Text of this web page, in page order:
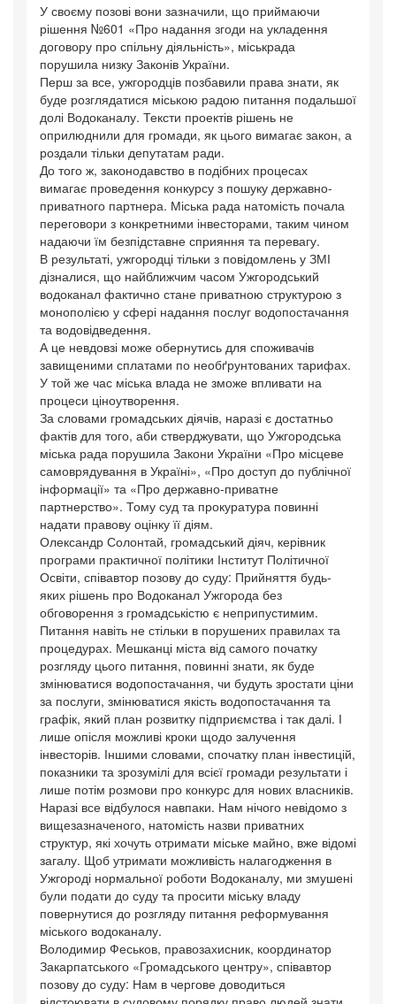
У своєму позові вони зазначили, що приймаючи
рішення №601 «Про надання згоди на укладення
договору про спільну діяльність», міськрада
порушила низку Законів України.
Перш за все, ужгородців позбавили права знати, як
буде розглядатися міською радою питання подальшої
долі Водоканалу. Тексти проектів рішень не
оприлюднили для громади, як цього вимагає закон, а
роздали тільки депутатам ради.
До того ж, законодавство в подібних процесах
вимагає проведення конкурсу з пошуку державно-
приватного партнера. Міська рада натомість почала
переговори з конкретними інвесторами, таким чином
надаючи їм безпідставне сприяння та перевагу.
В результаті, ужгородці тільки з повідомлень у ЗМІ
дізналися, що найближчим часом Ужгородський
водоканал фактично стане приватною структурою з
монополією у сфері надання послуг водопостачання
та водовідведення.
А це невдовзі може обернутись для споживачів
завищеними сплатами по необґрунтованих тарифах.
У той же час міська влада не зможе впливати на
процеси ціноутворення.
За словами громадських діячів, наразі є достатньо
фактів для того, аби стверджувати, що Ужгородська
міська рада порушила Закони України «Про місцеве
самоврядування в Україні», «Про доступ до публічної
інформації» та «Про державно-приватне
партнерство». Тому суд та прокуратура повинні
надати правову оцінку її діям.
Олександр Солонтай, громадський діяч, керівник
програми практичної політики Інститут Політичної
Освіти, співавтор позову до суду: Прийняття будь-
яких рішень про Водоканал Ужгорода без
обговорення з громадськістю є неприпустимим.
Питання навіть не стільки в порушених правилах та
процедурах. Мешканці міста від самого початку
розгляду цього питання, повинні знати, як буде
змінюватися водопостачання, чи будуть зростати ціни
за послуги, змінюватися якість водопостачання та
графік, який план розвитку підприємства і так далі. І
лише опісля можливі кроки щодо залучення
інвесторів. Іншими словами, спочатку план інвестицій,
показники та зрозумілі для всієї громади результати і
лише потім розмови про конкурс для нових власників.
Наразі все відбулося навпаки. Нам нічого невідомо з
вищезазначеного, натомість назви приватних
структур, які хочуть отримати міське майно, вже відомі
загалу. Щоб утримати можливість налагодження в
Ужгороді нормальної роботи Водоканалу, ми змушені
були подати до суду та просити міську владу
повернутися до розгляду питання реформування
міського водоканалу.
Володимир Феськов, правозахисник, координатор
Закарпатського «Громадського центру», співавтор
позову до суду: Нам в чергове доводиться